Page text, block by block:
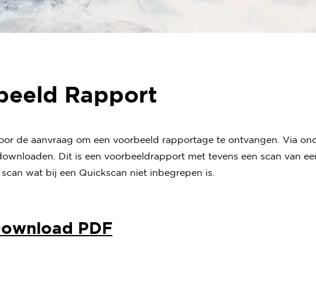
Rapport
de aanvraag om een voorbeeld rapportage te ontvangen. Via
Dit is een voorbeeldrapport met tevens een scan van
wat bij een Quickscan niet inbegrepen is.
PDF